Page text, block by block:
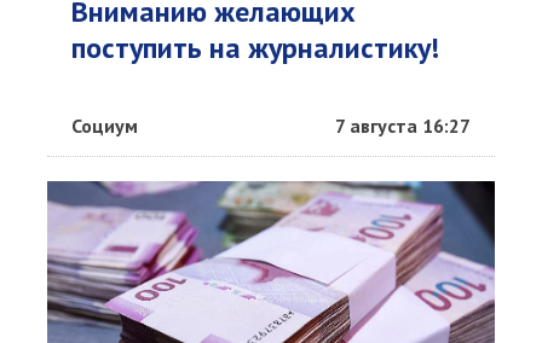
Вниманию желающих
поступить на журналистику!
Социум 7 августа 16:27